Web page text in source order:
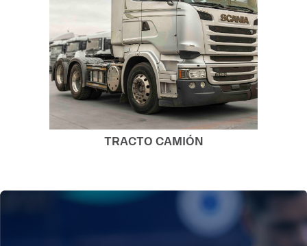
TRACTO CAMIÓN
61.000.000
Ver Ficha